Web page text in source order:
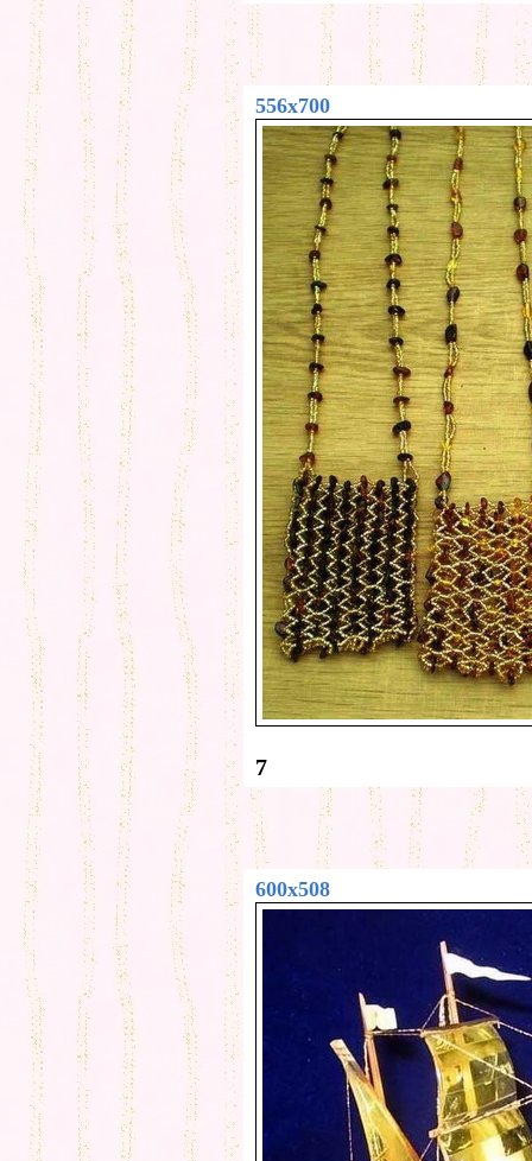
556x700
7
600x508